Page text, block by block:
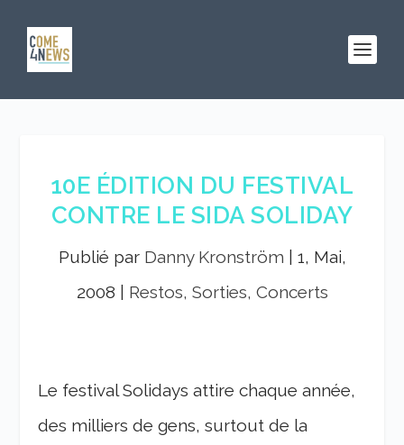
10E ÉDITION DU FESTIVAL
CONTRE LE SIDA SOLIDAY
Publié par Danny Kronström
1, Mai,
2008
Restos, Sorties, Concerts
Le festival Solidays attire chaque année,
des milliers de gens, surtout de la